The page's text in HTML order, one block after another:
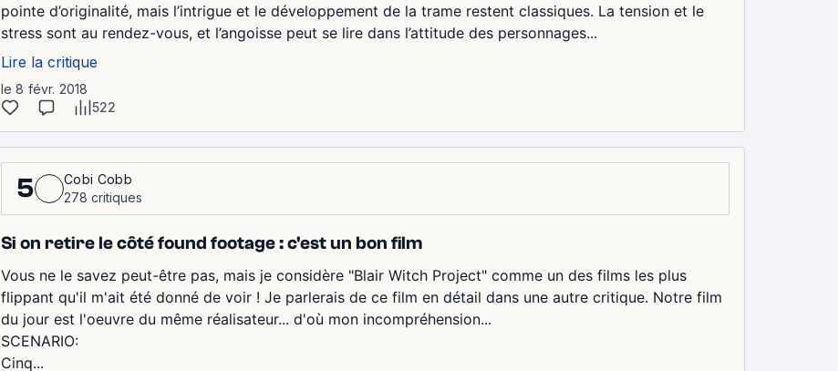
pointe d’originalité, mais l’intrigue et le développement de la trame restent classiques. La tension et le
stress sont au rendez-vous, et l’angoisse peut se lire dans l’attitude des personnages...
Lire la critique
le 8 févr. 2018
522
5
Cobi Cobb
278 critiques
Si on retire le côté found footage : c'est un bon film
Vous ne le savez peut-être pas, mais je considère "Blair Witch Project" comme un des films les plus
flippant qu'il m'ait été donné de voir ! Je parlerais de ce film en détail dans une autre critique. Notre film
du jour est l'oeuvre du même réalisateur... d'où mon incompréhension...
SCENARIO:
Cinq...